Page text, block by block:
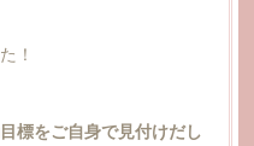
！
標をご自身で見付けだし